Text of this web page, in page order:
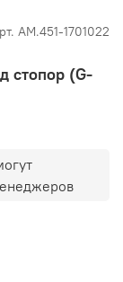
АМ.451-1701022
стопор (G-